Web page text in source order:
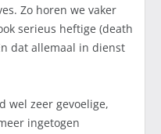
Zo horen we vaker
serieus heftige (death
dat allemaal in dienst
wel zeer gevoelige,
ingetogen